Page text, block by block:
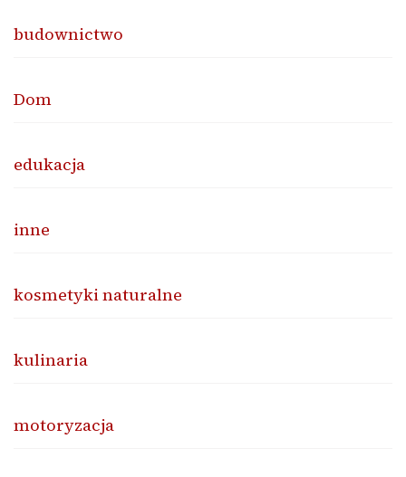
budownictwo
Dom
edukacja
inne
kosmetyki naturalne
kulinaria
motoryzacja